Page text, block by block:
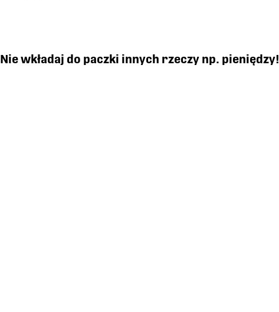
Nie wkładaj do paczki innych rzeczy np. pieniędzy!